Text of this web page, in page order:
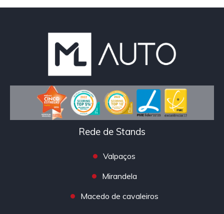
Rede de Stands
Valpaços
Mirandela
Macedo de cavaleiros